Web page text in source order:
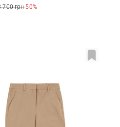
700 грн-50%